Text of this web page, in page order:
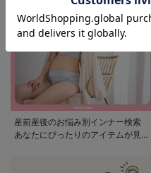
産前産後のお悩み別インナー検索
あなたにぴったりのアイテムが見つ